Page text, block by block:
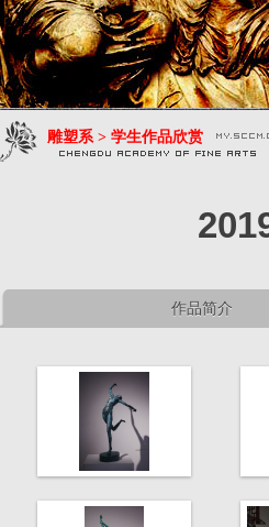
雕塑系 > 学生作品欣赏
作品简介